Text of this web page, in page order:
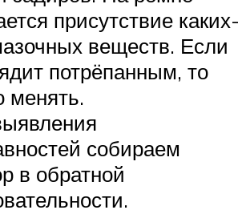
присутствие каких-
веществ. Если
потрёпанным, то
менять.
собираем
в обратной